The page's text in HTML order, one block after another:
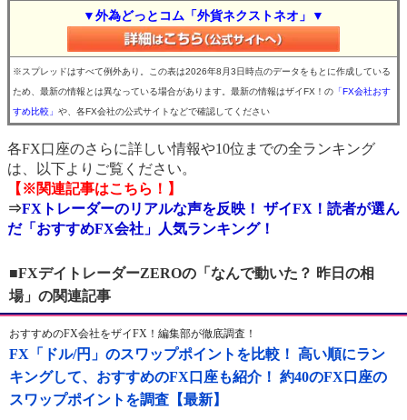
▼外為どっとコム「外貨ネクストネオ」▼
※スプレッドはすべて例外あり。この表は2026年8月3日時点のデータをもとに作成している
ため、最新の情報とは異なっている場合があります。最新の情報はザイFX！の 「FX会社おす
すめ比較」 や、各FX会社の公式サイトなどで確認してください
各FX口座のさらに詳しい情報や10位までの全ランキング
は、以下よりご覧ください。
【※関連記事はこちら！】
⇒FXトレーダーのリアルな声を反映！ ザイFX！読者が選ん
だ「おすすめFX会社」人気ランキング！
■FXデイトレーダーZEROの「なんで動いた？ 昨日の相
場」の関連記事
おすすめのFX会社をザイFX！編集部が徹底調査！
FX「ドル/円」のスワップポイントを比較！ 高い順にラン
キングして、おすすめのFX口座も紹介！ 約40のFX口座の
スワップポイントを調査【最新】